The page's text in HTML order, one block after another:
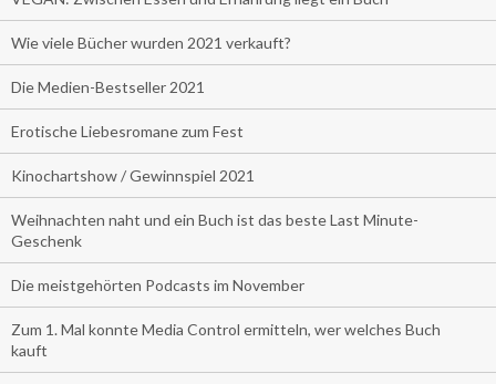
Wie viele Bücher wurden 2021 verkauft?
Die Medien-Bestseller 2021
Erotische Liebesromane zum Fest
Kinochartshow / Gewinnspiel 2021
Weihnachten naht und ein Buch ist das beste Last Minute-
Geschenk
Die meistgehörten Podcasts im November
Zum 1. Mal konnte Media Control ermitteln, wer welches Buch
kauft